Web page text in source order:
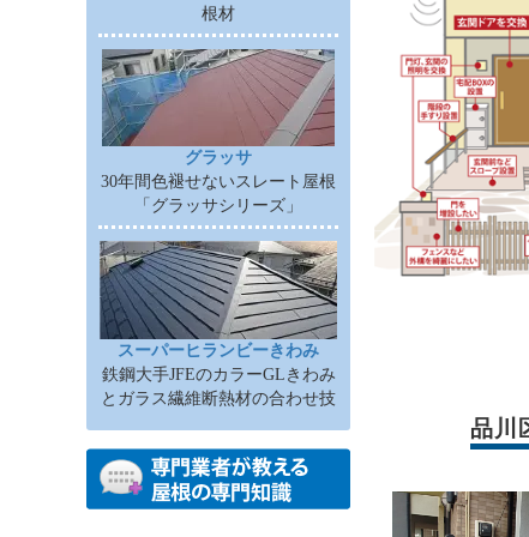
根材
グラッサ
30年間色褪せないスレート屋根
「グラッサシリーズ」
スーパーヒランビーきわみ
鉄鋼大手JFEのカラーGLきわみ
とガラス繊維断熱材の合わせ技
品川